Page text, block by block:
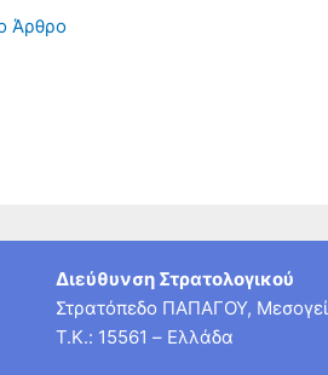
Άρθρο
Διεύθυνση Στρατολογικού
Στρατόπεδο ΠΑΠΑΓΟΥ,
T.K.: 15561 – Ελλάδα